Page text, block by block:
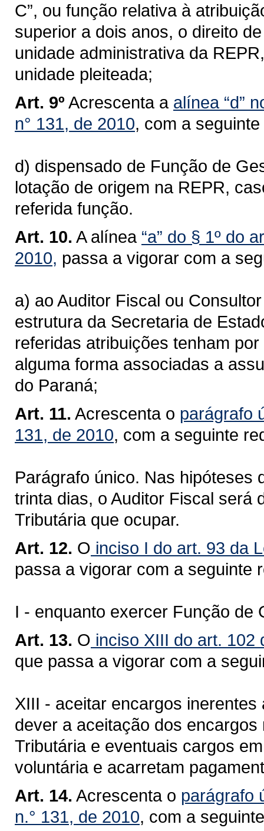
C”, ou função relativa à
superior a dois anos, o direito
unidade administrativa da
unidade pleiteada;
Art. 9º Acrescenta a alínea “d”
n° 131, de 2010, com a
d) dispensado de Função de
lotação de origem na REPR,
referida função.
Art. 10. A alínea “a” do § 1º do
2010, passa a vigorar com a
a) ao Auditor Fiscal ou
estrutura da Secretaria de
referidas atribuições tenham
alguma forma associadas a
do Paraná;
Art. 11. Acrescenta o parágrafo
131, de 2010, com a seguinte
Parágrafo único. Nas hipóteses
trinta dias, o Auditor Fiscal será
Tributária que ocupar.
Art. 12. O inciso I do art. 93 da
passa a vigorar com a seguinte
I - enquanto exercer Função de
Art. 13. O inciso XIII do art. 102
que passa a vigorar com a
XIII - aceitar encargos
dever a aceitação dos
Tributária e eventuais cargos
voluntária e acarretam
Art. 14. Acrescenta o parágrafo
n.° 131, de 2010, com a